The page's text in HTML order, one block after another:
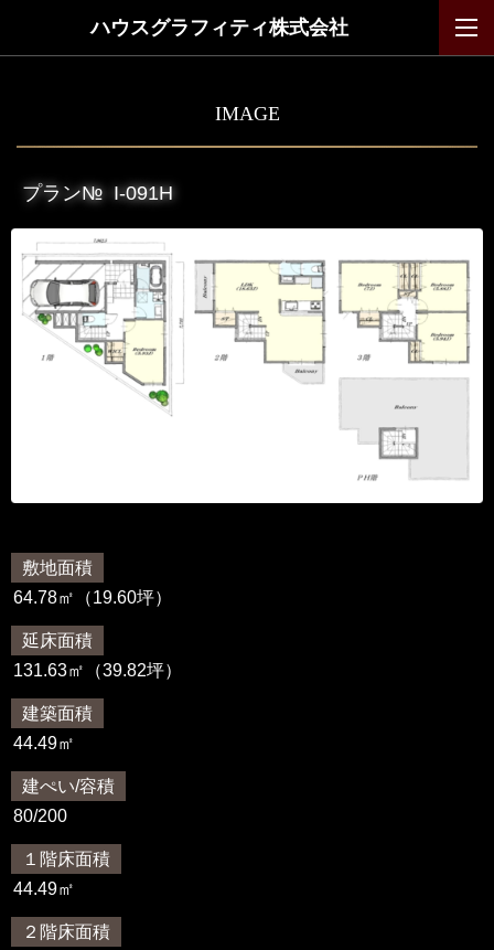
ハウスグラフィティ株式会社
IMAGE
プラン№ I-091H
敷地面積
64.78㎡（19.60坪）
延床面積
131.63㎡（39.82坪）
建築面積
44.49㎡
建ぺい/容積
80/200
１階床面積
44.49㎡
２階床面積